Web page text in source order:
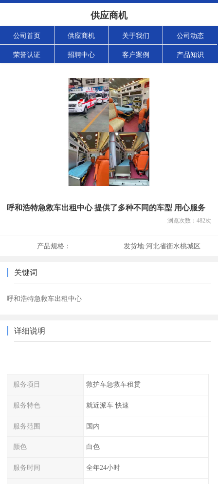
供应商机
公司首页 供应商机 关于我们 公司动态
荣誉认证 招聘中心 客户案例 产品知识
呼和浩特急救车出租中心 提供了多种不同的车型 用心服务
浏览次数： 482次
产品规格： 发货地:河北省衡水桃城区
关键词
呼和浩特急救车出租中心
详细说明
服务项目 救护车急救车租赁
服务特色 就近派车 快速
服务范围 国内
颜色 白色
服务时间 全年24小时